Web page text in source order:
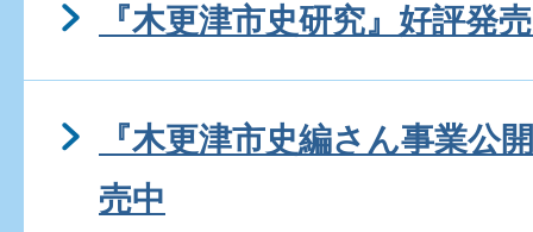
『木更津市史研究』好評発
『木更津市史編さん事業公
売中